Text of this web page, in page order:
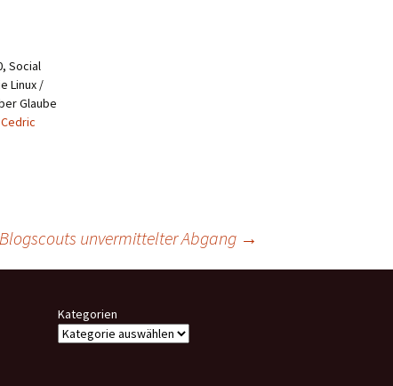
Social
Linux /
Glaube
Blogscouts unvermittelter Abgang →
Kategorien